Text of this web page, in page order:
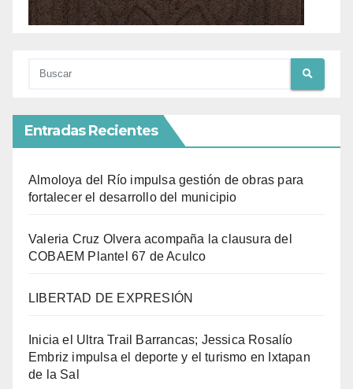
Entradas Recientes
Almoloya del Río impulsa gestión de obras para
fortalecer el desarrollo del municipio
Valeria Cruz Olvera acompaña la clausura del
COBAEM Plantel 67 de Aculco
LIBERTAD DE EXPRESIÓN
Inicia el Ultra Trail Barrancas; Jessica Rosalío
Embriz impulsa el deporte y el turismo en Ixtapan
de la Sal